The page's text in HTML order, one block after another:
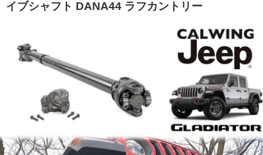
イブシャフト DANA44 ラフカントリー